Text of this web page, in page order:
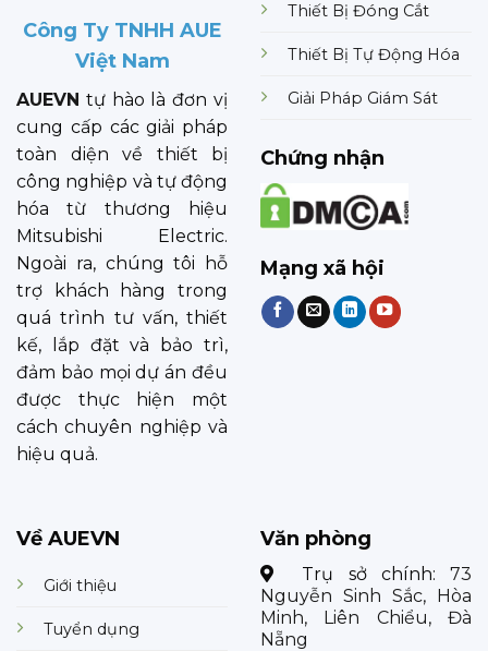
Công Ty TNHH AUE
Việt Nam
AUEVN tự hào là đơn vị
cung cấp các giải pháp
toàn diện về thiết bị
công nghiệp và tự động
hóa từ thương hiệu
Mitsubishi Electric.
Ngoài ra, chúng tôi hỗ
trợ khách hàng trong
quá trình tư vấn, thiết
kế, lắp đặt và bảo trì,
đảm bảo mọi dự án đều
được thực hiện một
cách chuyên nghiệp và
hiệu quả.
Thiết Bị Đóng Cắt
Thiết Bị Tự Động Hóa
Giải Pháp Giám Sát
Chứng nhận
Mạng xã hội
Về AUEVN
Giới thiệu
Tuyển dụng
Văn phòng
Trụ sở chính: 73
Nguyễn Sinh Sắc, Hòa
Minh, Liên Chiểu, Đà
Nẵng